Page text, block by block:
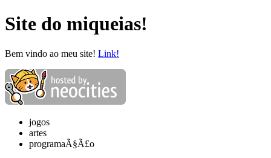
Site do miqueias!
Bem vindo ao meu site! Link!
jogos
artes
programaÃ§Ã£o